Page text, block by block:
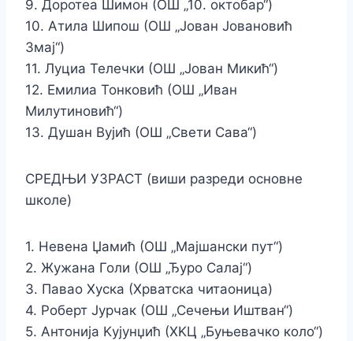
9. Доротеа Шимон (ОШ „10. октобар“)
10. Атила Шипош (ОШ „Јован Јовановић
Змај“)
11. Луциа Телечки (ОШ „Јован Микић“)
12. Емилиа Тонковић (ОШ „Иван
Милутиновић“)
13. Душан Вујић (ОШ „Свети Сава“)
СРЕДЊИ УЗРАСТ (виши разреди основне
школе)
1. Невена Џамић (ОШ „Мајшански пут“)
2. Жужана Голи (ОШ „Ђуро Салај“)
3. Павао Хуска (Хрватска читаоница)
4. Роберт Јурчак (ОШ „Сечењи Иштван“)
5. Антонија Kујунџић (ХKЦ „Буњевачко коло“)